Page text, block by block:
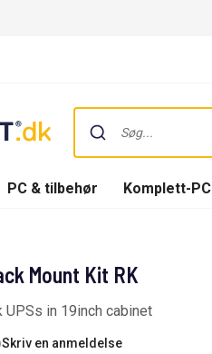
PC & tilbehør Komplett-PC
Mount Kit RK
in 19inch cabinet
Skriv en anmeldelse